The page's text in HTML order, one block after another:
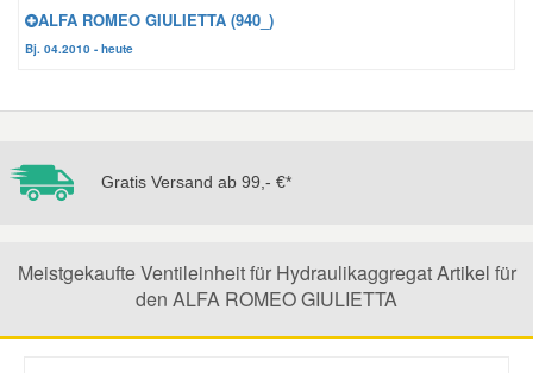
ALFA ROMEO GIULIETTA (940_)
Bj. 04.2010 - heute
Gratis Versand ab 99,- €*
Meistgekaufte Ventileinheit für Hydraulikaggregat Artikel für
den ALFA ROMEO GIULIETTA
Honda Ersatzteile
Jeep Ersatzteile